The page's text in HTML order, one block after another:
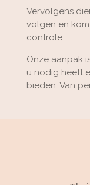
Vervolgens
volgen en
controle.
Onze aanpak
u nodig heeft
bieden. Van